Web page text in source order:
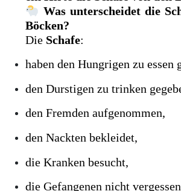
Was unterscheidet die
Böcken?
Die Schafe:
haben den Hungrigen zu essen
den Durstigen zu trinken
den Fremden aufgenommen,
den Nackten bekleidet,
die Kranken besucht,
die Gefangenen nicht